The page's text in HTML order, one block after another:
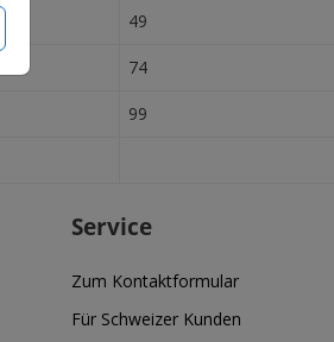
49
74
99
Service
Zum Kontaktformular
Für Schweizer Kunden